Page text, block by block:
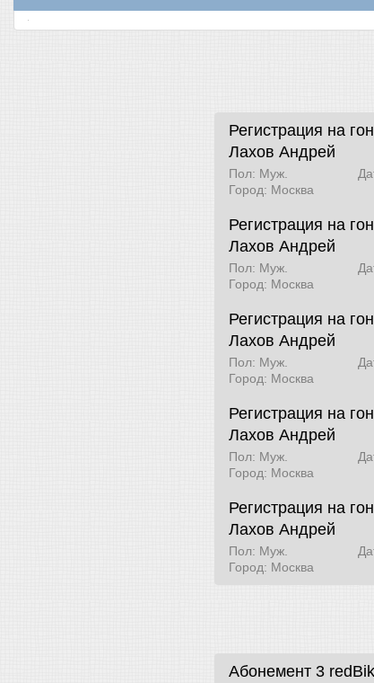
Регистрация на
Лахов Андрей
Пол: Муж.
Город: Москва
Регистрация на
Лахов Андрей
Пол: Муж.
Город: Москва
Регистрация на
Лахов Андрей
Пол: Муж.
Город: Москва
Регистрация на
Лахов Андрей
Пол: Муж.
Город: Москва
Регистрация на
Лахов Андрей
Пол: Муж.
Город: Москва
Абонемент 3